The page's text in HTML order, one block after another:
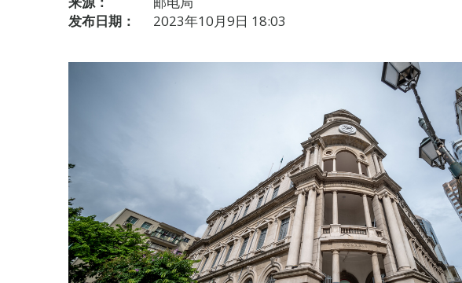
发布日期：
2023年10月9日 18:03